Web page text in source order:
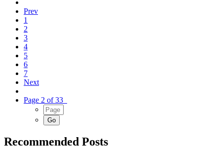
Prev
1
2
3
4
5
6
7
Next
Page 2 of 33
Recommended Posts